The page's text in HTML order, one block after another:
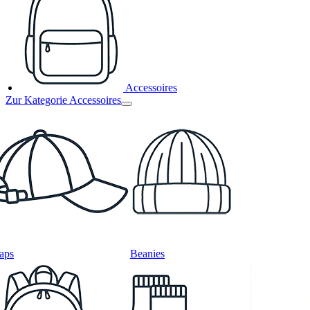
Accessoires
Zur Kategorie Accessoires
Beanies